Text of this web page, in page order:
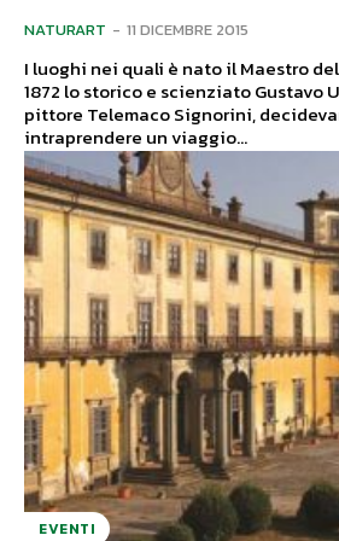
NATURART - 11 DICEMBRE 2015
I luoghi nei quali è nato il Maestro del
1872 lo storico e scienziato Gustavo
pittore Telemaco Signorini,
intraprendere un viaggio...
EVENTI